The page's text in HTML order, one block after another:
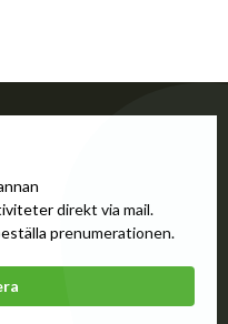
direkt via mail.
prenumerationen.